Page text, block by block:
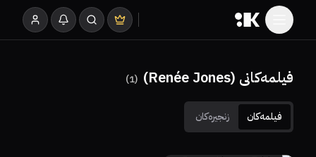
فیلمەکانی (Renée Jones) (
1
)
فیلمەکان زنجیرەکان
6
59%
30%